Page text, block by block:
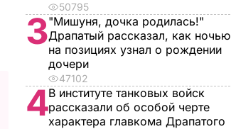
50795
3"Мишуня, дочка родилась!"
Драпатый рассказал, как ночью
на позициях узнал о рождении
дочери
47102
4В институте танковых войск
рассказали об особой черте
характера главкома Драпатого